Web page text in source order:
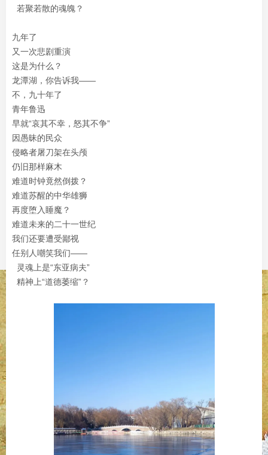
若聚若散的魂魄？
九年了
又一次悲剧重演
这是为什么？
龙潭湖，你告诉我——
不，九十年了
青年鲁迅
早就“哀其不幸，怒其不争”
因愚昧的民众
侵略者屠刀架在头颅
仍旧那样麻木
难道时钟竟然倒拨？
难道苏醒的中华雄狮
再度堕入睡魔？
难道未来的二十一世纪
我们还要遭受鄙视
任别人嘲笑我们——
灵魂上是“东亚病夫”
精神上“道德萎缩”？